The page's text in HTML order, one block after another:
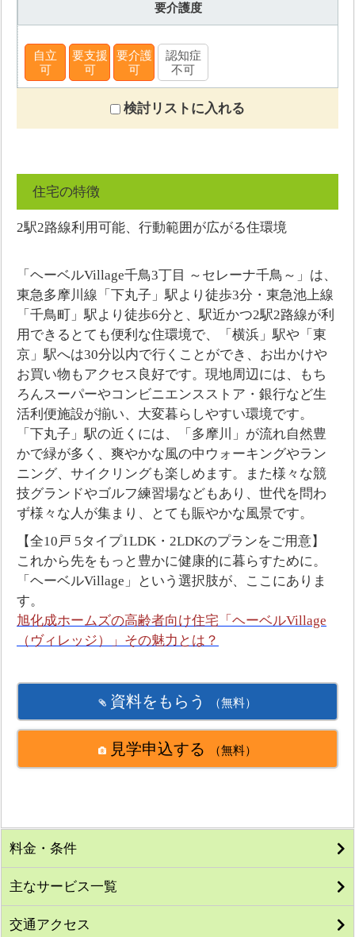
要介護度
自立
可
要支援
可
要介護
可
認知症
不可
検討リストに入れる
住宅の特徴
2駅2路線利用可能、行動範囲が広がる住環境
「ヘーベルVillage千鳥3丁目 ～セレーナ千鳥～」は、
東急多摩川線「下丸子」駅より徒歩3分・東急池上線
「千鳥町」駅より徒歩6分と、駅近かつ2駅2路線が利
用できるとても便利な住環境で、「横浜」駅や「東
京」駅へは30分以内で行くことができ、お出かけや
お買い物もアクセス良好です。現地周辺には、もち
ろんスーパーやコンビニエンスストア・銀行など生
活利便施設が揃い、大変暮らしやすい環境です。
「下丸子」駅の近くには、「多摩川」が流れ自然豊
かで緑が多く、爽やかな風の中ウォーキングやラン
ニング、サイクリングも楽しめます。また様々な競
技グランドやゴルフ練習場などもあり、世代を問わ
ず様々な人が集まり、とても賑やかな風景です。
【全10戸 5タイプ1LDK・2LDKのプランをご用意】
これから先をもっと豊かに健康的に暮らすために。
「ヘーベルVillage」という選択肢が、ここにありま
す。
旭化成ホームズの高齢者向け住宅「ヘーベルVillage
（ヴィレッジ）」その魅力とは？
資料をもらう （無料）
見学申込する （無料）
料金・条件
主なサービス一覧
交通アクセス